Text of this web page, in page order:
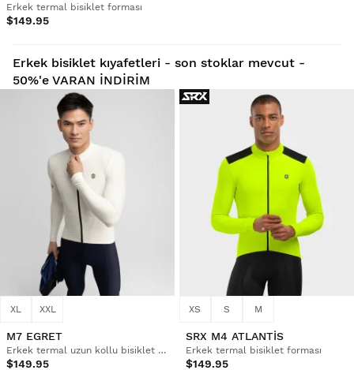
Erkek termal bisiklet forması
$149.95
Erkek bisiklet kıyafetleri - son stoklar mevcut -
50%'e VARAN İNDİRİM
XL XXL
M7 EGRET
Erkek termal uzun kollu bisiklet forması
$149.95
XS S M
SRX M4 ATLANTIS
Erkek termal bisiklet forması
$149.95